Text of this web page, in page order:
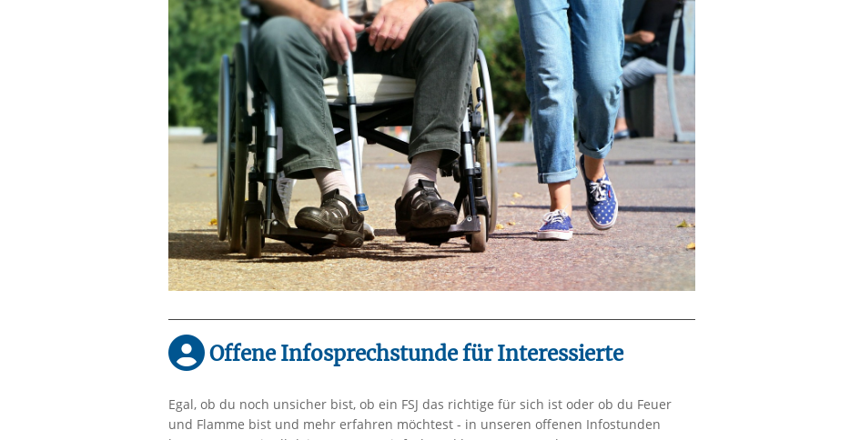
Offene Infosprechstunde für Interessierte
Egal, ob du noch unsicher bist, ob ein FSJ das richtige für sich ist oder ob du Feuer
und Flamme bist und mehr erfahren möchtest - in unseren offenen Infostunden